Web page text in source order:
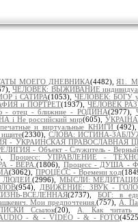
МОЕГО ДНЕВНИКА(4482),
ЧЕЛОВЕК: ВЫЖИВАНИЕ
і САТИРА(1053),ЧЕЛОВЕК: БОГУ
и ПОРТРЕТ(1937),ЧЕЛОВЕК
отец - ближние - РОДИНА(2977),
і Не российский мир(605),
и виртуальные КНИГИ(492),
(2330),СЛОВА: ИСТИНА-
- УКРАИНСКАЯ ПРАВОСЛАВНАЯ
- Объект - Служитель -
Процесс: УПРАВЛЕНИЕ -
- ВЕРА.(1806), Процесс - ДУША -
(3062),ПРОЦЕСС - Времени ход
ЛЮДЕЙ. (2996), МЫСЛИ: МЕДИТАЦИЯ
(954), ДВИЖЕНИЕ: ЗВУК -
ВСЕЛЕННАЯ(2737),БОГ: в
Мои предпочтения.(757), А.
Ссылок(20), А. Как читать
- & - VIDEO - & - FOTO